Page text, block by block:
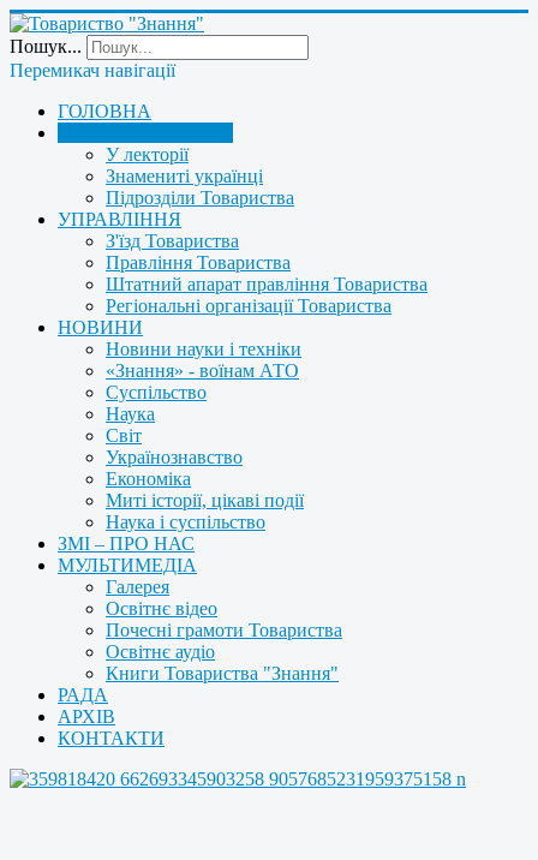
Пошук...
Перемикач навігації
ГОЛОВНА
У лекторії
Знамениті українці
Підрозділи Товариства
УПРАВЛІННЯ
З'їзд Товариства
Правління Товариства
Штатний апарат правління Товариства
Регіональні організації Товариства
НОВИНИ
Новини науки і техніки
«Знання» - воїнам АТО
Суспільство
Наука
Світ
Українознавство
Економіка
Миті історії, цікаві події
Наука і суспільство
ЗМІ – ПРО НАС
МУЛЬТИМЕДІА
Галерея
Освітнє відео
Почесні грамоти Товариства
Освітнє аудіо
Книги Товариства "Знання"
РАДА
АРХІВ
КОНТАКТИ